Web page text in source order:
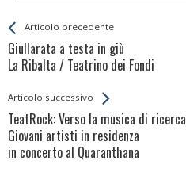
LeggiArticolo precedente
Giullarata a testa in giù
La Ribalta / Teatrino dei Fondi
Back
All
Entries
Articolo successivo
TeatRock: Verso la musica di ricerca
Giovani artisti in residenza
in concerto al Quaranthana